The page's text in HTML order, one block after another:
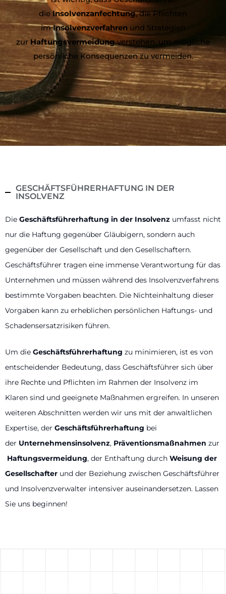
dieInsolvenzanfechtung, die Pflichten
imInsolvenzverfahrenund Strategien
zur Haftungsvermeidungverstehen, um mögliche
persönliche Konsequenzen zu vermeiden.
GESCHÄFTSFÜHRERHAFTUNG IN DER
INSOLVENZ
Die Geschäftsführerhaftung in der Insolvenz umfasst nicht
nur die Haftung gegenüber Gläubigern, sondern auch
gegenüber der Gesellschaft und den Gesellschaftern.
Geschäftsführer tragen eine immense Verantwortung für das
Unternehmen und müssen während des Insolvenzverfahrens
bestimmte Vorgaben beachten. Die Nichteinhaltung dieser
Vorgaben kann zu erheblichen persönlichen Haftungs- und
Schadensersatzrisiken führen.
Um die Geschäftsführerhaftung zu minimieren, ist es von
entscheidender Bedeutung, dass Geschäftsführer sich über
ihre Rechte und Pflichten im Rahmen der Insolvenz im
Klaren sind und geeignete Maßnahmen ergreifen. In unseren
weiteren Abschnitten werden wir uns mit der anwaltlichen
Expertise, der Geschäftsführerhaftung bei
der Unternehmensinsolvenz, Präventionsmaßnahmen zur
Haftungsvermeidung, der Enthaftung durch Weisung der
Gesellschafter und der Beziehung zwischen Geschäftsführer
und Insolvenzverwalter intensiver auseinandersetzen. Lassen
Sie uns beginnen!